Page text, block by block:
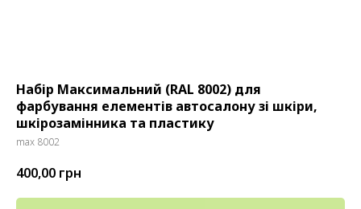
Набір Максимальний (RAL 8002) для
фарбування елементів автосалону зі шкіри,
шкірозамінника та пластику
max 8002
400,00 грн